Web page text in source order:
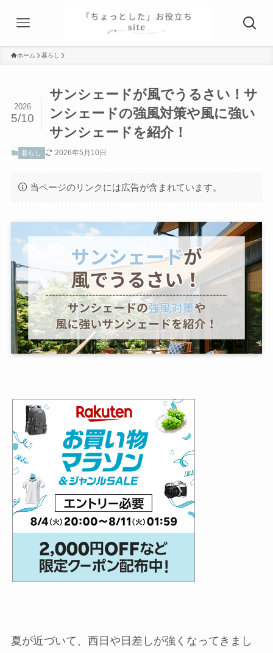
ホーム 暮らし
サンシェードが風でうるさい！サ
ンシェードの強風対策や風に強い
サンシェードを紹介！
2026
5/10
暮らし 2026年5月10日
当ページのリンクには広告が含まれています。
夏が近づいて、西日や日差しが強くなってきまし